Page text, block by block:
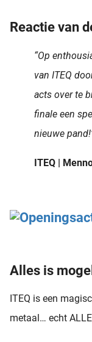
Reactie van
“Op
van ITEQ
acts over te
finale een
nieuwe
ITEQ |
Alles is
ITEQ is een
metaal… echt